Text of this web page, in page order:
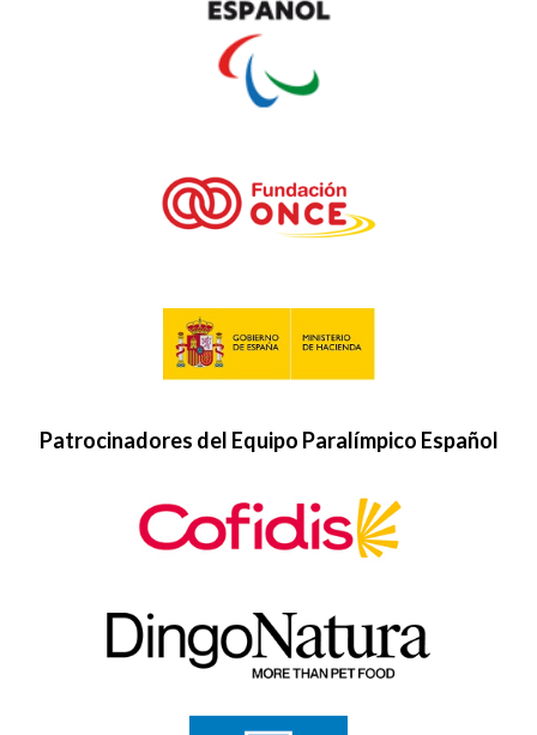
Patrocinadores del Equipo Paralímpico Español